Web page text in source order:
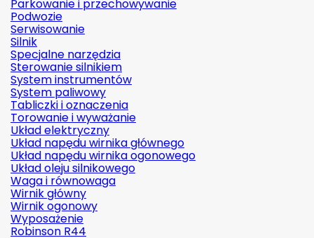
Parkowanie i przechowywanie
Podwozie
Serwisowanie
Silnik
Specjalne narzędzia
Sterowanie silnikiem
System instrumentów
System paliwowy
Tabliczki i oznaczenia
Torowanie i wyważanie
Układ elektryczny
Układ napędu wirnika głównego
Układ napędu wirnika ogonowego
Układ oleju silnikowego
Waga i równowaga
Wirnik główny
Wirnik ogonowy
Wyposażenie
Robinson R44